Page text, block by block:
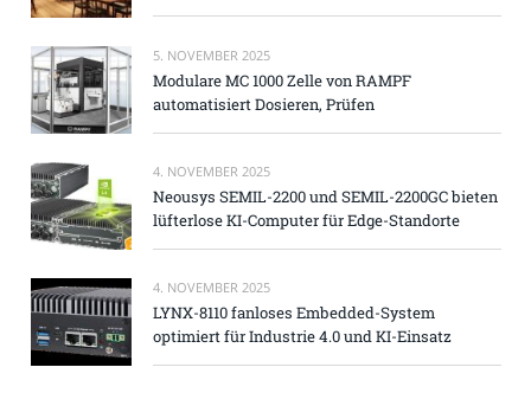
5. NOVEMBER 2025
Modulare MC 1000 Zelle von RAMPF
automatisiert Dosieren, Prüfen
4. NOVEMBER 2025
Neousys SEMIL-2200 und SEMIL-2200GC bieten
lüfterlose KI-Computer für Edge-Standorte
4. NOVEMBER 2025
LYNX-8110 fanloses Embedded-System
optimiert für Industrie 4.0 und KI-Einsatz